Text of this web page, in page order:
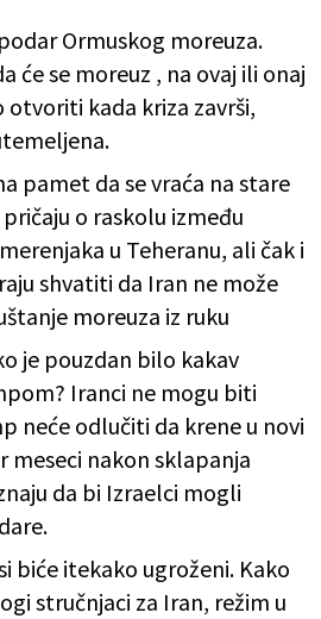
Ormuskog moreuza.
će se moreuz , na ovaj ili onaj
otvoriti kada kriza završi,
pamet da se vraća na stare
o raskolu između
u Teheranu, ali čak i
shvatiti da Iran ne može
moreuza iz ruku
je pouzdan bilo kakav
Iranci ne mogu biti
neće odlučiti da krene u novi
meseci nakon sklapanja
da bi Izraelci mogli
biće itekako ugroženi. Kako
stručnjaci za Iran, režim u